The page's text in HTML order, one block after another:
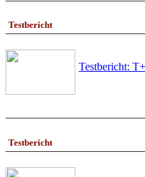
Testbericht
Testbericht:
Testbericht